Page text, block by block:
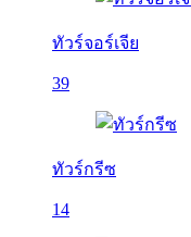
ทัวร์จอร์เจีย
39
ทัวร์กรีซ
14